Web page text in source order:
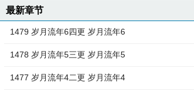
最新章节
1479 岁月流年6四更 岁月流年6
1478 岁月流年5三更 岁月流年5
1477 岁月流年4二更 岁月流年4